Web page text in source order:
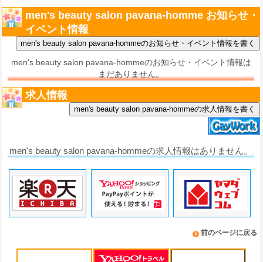
men's beauty salon pavana-homme お知らせ・
イベント情報
men's beauty salon pavana-hommeのお知らせ・イベント情報は
まだありません。
求人情報
men's beauty salon pavana-hommeの求人情報を書く
men's beauty salon pavana-hommeの求人情報はありません。
前のページに戻る